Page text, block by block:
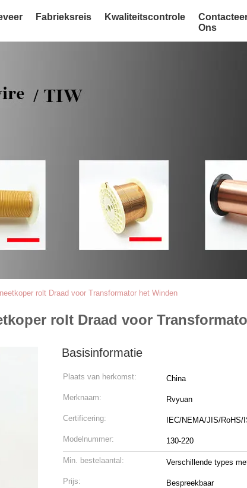
Fabrieksreis Kwaliteitscontrole
Ons
rolt Draad voor Transformator het Winden
rolt Draad voor
Basisinformatie
Plaats van herkomst: China
Merknaam: Rvyuan
Certificering: IEC/NEMA/JIS/RoHS/
Modelnummer: 130-220
Min. bestelaantal: Verschillende types
Prijs: Bespreekbaar